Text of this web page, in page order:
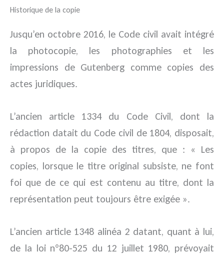
Historique de la copie
Jusqu’en octobre 2016, le Code civil avait intégré
la photocopie, les photographies et les
impressions de Gutenberg comme copies des
actes juridiques.
L’ancien article 1334 du Code Civil, dont la
rédaction datait du Code civil de 1804, disposait,
à propos de la copie des titres, que : « Les
copies, lorsque le titre original subsiste, ne font
foi que de ce qui est contenu au titre, dont la
représentation peut toujours être exigée ».
L’ancien article 1348 alinéa 2 datant, quant à lui,
de la loi n°80-525 du 12 juillet 1980, prévoyait